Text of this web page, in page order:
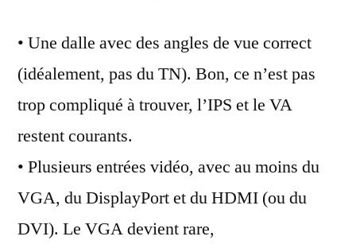
• Une dalle avec des angles de vue correct
(idéalement, pas du TN). Bon, ce n’est pas
trop compliqué à trouver, l’IPS et le VA
restent courants.
• Plusieurs entrées vidéo, avec au moins du
VGA, du DisplayPort et du HDMI (ou du
DVI). Le VGA devient rare,